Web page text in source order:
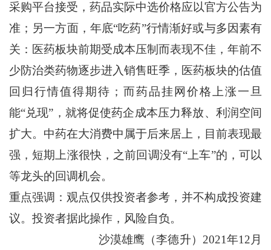
采购平台接受，药品实际中选价格应以官方公告为
准；另一方面，年底“吃药”行情渐好或与多因素有
关：医药板块前期受成本压制而表现不佳，年前不
少防治类药物逐步进入销售旺季，医药板块的估值
回归行情值得期待；而药品挂网价格上涨一旦
能“兑现”，就将促使药企成本压力释放、利润空间
扩大。中药在大消费中属于后来居上，目前表现最
强，短期上涨很快，之前回调没有“上车”的，可以
等龙头的回调机会。
重点强调：观点仅供投资者参考，并不构成投资建
议。投资者据此操作，风险自负。
沙漠雄鹰（李德升）2021年12月